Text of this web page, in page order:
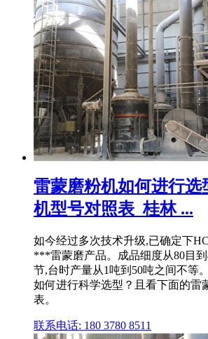
雷蒙磨粉机如何进行选
机型号对照表_桂林 ...
如今经过多次技术升级,已确定下
***雷蒙磨产品。成品细度从80目
节,台时产量从1吨到50吨之间不等
如何进行科学选型？且看下面的雷
表。
联系电话: 180 3780 8511